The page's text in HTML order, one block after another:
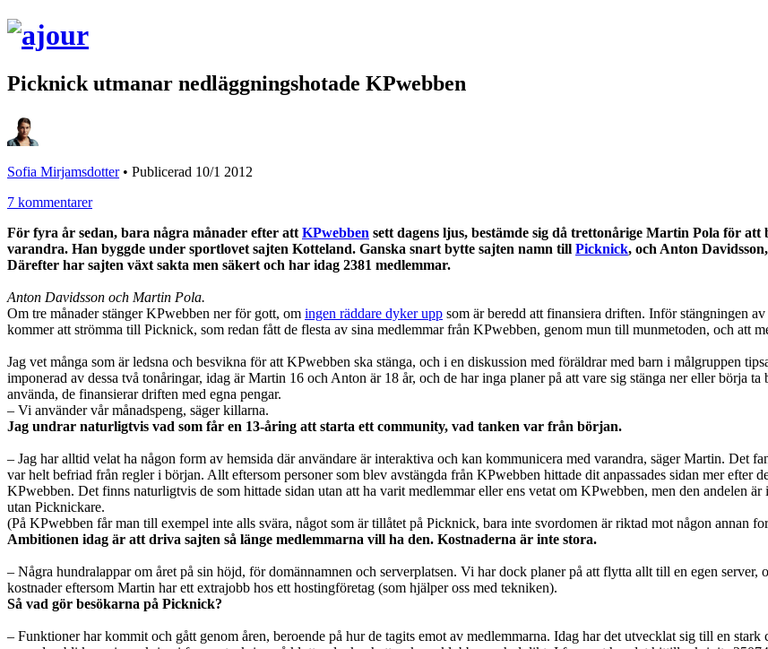
Picknick utmanar nedläggningshotade KPwebben
Sofia Mirjamsdotter• Publicerad 10/1 2012
7 kommentarer
För fyra år sedan, bara några månader efter att KPwebben sett dagens ljus, bestämde sig då trettonårige Martin Pola för
varandra. Han byggde under sportlovet sajten Kotteland. Ganska snart bytte sajten namn till Picknick, och Anton
Därefter har sajten växt sakta men säkert och har idag 2381 medlemmar.
Anton Davidsson och Martin Pola.
Om tre månader stänger KPwebben ner för gott, om ingen räddare dyker upp som är beredd att finansiera driften. Inför stängningen
kommer att strömma till Picknick, som redan fått de flesta av sina medlemmar från KPwebben, genom mun till munmetoden, och att
Jag vet många som är ledsna och besvikna för att KPwebben ska stänga, och i en diskussion med föräldrar med barn i målgruppen
imponerad av dessa två tonåringar, idag är Martin 16 och Anton är 18 år, och de har inga planer på att vare sig stänga ner eller börja
använda, de finansierar driften med egna pengar.
– Vi använder vår månadspeng, säger killarna.
Jag undrar naturligtvis vad som får en 13-åring att starta ett community, vad tanken var från början.
– Jag har alltid velat ha någon form av hemsida där användare är interaktiva och kan kommunicera med varandra, säger Martin. Det
var helt befriad från regler i början. Allt eftersom personer som blev avstängda från KPwebben hittade dit anpassades sidan mer efter
KPwebben. Det finns naturligtvis de som hittade sidan utan att ha varit medlemmar eller ens vetat om KPwebben, men den andelen
utan Picknickare.
(På KPwebben får man till exempel inte alls svära, något som är tillåtet på Picknick, bara inte svordomen är riktad mot någon annan
Ambitionen idag är att driva sajten så länge medlemmarna vill ha den. Kostnaderna är inte stora.
– Några hundralappar om året på sin höjd, för domännamnen och serverplatsen. Vi har dock planer på att flytta allt till en egen
kostnader eftersom Martin har ett extrajobb hos ett hostingföretag (som hjälper oss med tekniken).
Så vad gör besökarna på Picknick?
– Funktioner har kommit och gått genom åren, beroende på hur de tagits emot av medlemmarna. Idag har det utvecklat sig till en